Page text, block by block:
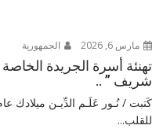
مارس 6, 2026 الجمهورية
تهنئة أسرة الجريدة
شريف ” ..
كَتبت / نُـور عَلَـم الدِّيـن ميلادك
للقلب...